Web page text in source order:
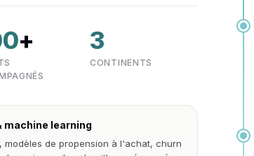
+ 3
CONTINENTS
machine learning
modèles de propension à l'achat, churn